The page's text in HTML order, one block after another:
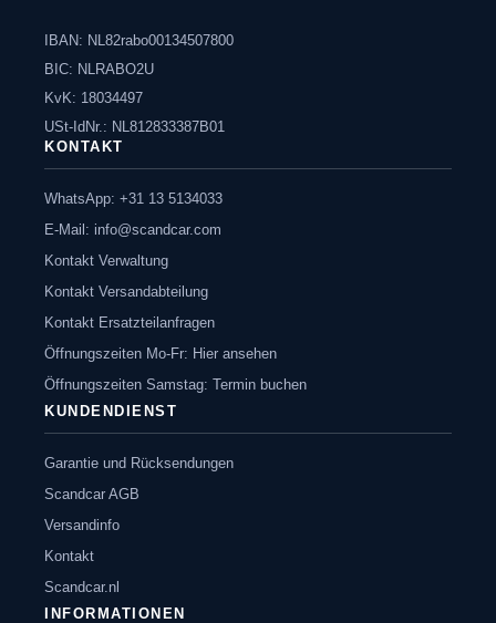
IBAN: NL82rabo00134507800
BIC: NLRABO2U
KvK: 18034497
USt-IdNr.: NL812833387B01
KONTAKT
WhatsApp: +31 13 5134033
E-Mail: info@scandcar.com
Kontakt Verwaltung
Kontakt Versandabteilung
Kontakt Ersatzteilanfragen
Öffnungszeiten Mo-Fr: Hier ansehen
Öffnungszeiten Samstag: Termin buchen
KUNDENDIENST
Garantie und Rücksendungen
Scandcar AGB
Versandinfo
Kontakt
Scandcar.nl
INFORMATIONEN